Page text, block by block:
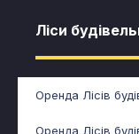
Ліси
Оренда Лісів
Оренда Лісів